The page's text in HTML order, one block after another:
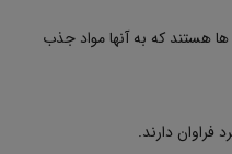
ها هستند که به آنها مواد جذب
فراوان دارند.